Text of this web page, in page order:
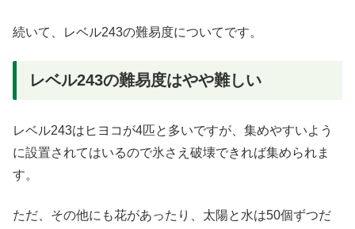
続いて、レベル243の難易度についてです。
レベル243の難易度はやや難しい
レベル243はヒヨコが4匹と多いですが、集めやすいよう
に設置されてはいるので氷さえ破壊できれば集められま
す。
ただ、その他にも花があったり、太陽と水は50個ずつだ